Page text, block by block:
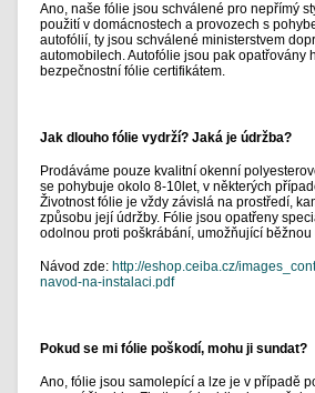
Ano, naše fólie jsou schválené pro nepřímý
použití v domácnostech a provozech s
autofólií, ty jsou schválené ministerstvem
automobilech. Autofólie jsou pak opatřovány
bezpečnostní fólie certifikátem.
Jak dlouho fólie vydrží? Jaká je údržba?
Prodáváme pouze kvalitní okenní
se pohybuje okolo 8-10let, v některých
Životnost fólie je vždy závislá na prostředí,
způsobu její údržby. Fólie jsou opatřeny
odolnou proti poškrábání, umožňující běžnou
Návod zde: http://eshop.ceiba.cz/
navod-na-instalaci.pdf
Pokud se mi fólie poškodí, mohu ji sundat?
Ano, fólie jsou samolepící a lze je v případě